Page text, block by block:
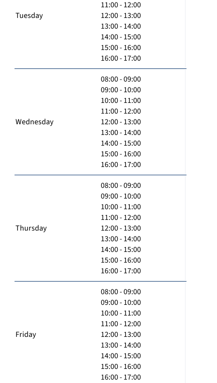
Tuesday
11:00 - 12:00
12:00 - 13:00
13:00 - 14:00
14:00 - 15:00
15:00 - 16:00
16:00 - 17:00
Wednesday
08:00 - 09:00
09:00 - 10:00
10:00 - 11:00
11:00 - 12:00
12:00 - 13:00
13:00 - 14:00
14:00 - 15:00
15:00 - 16:00
16:00 - 17:00
Thursday
08:00 - 09:00
09:00 - 10:00
10:00 - 11:00
11:00 - 12:00
12:00 - 13:00
13:00 - 14:00
14:00 - 15:00
15:00 - 16:00
16:00 - 17:00
Friday
08:00 - 09:00
09:00 - 10:00
10:00 - 11:00
11:00 - 12:00
12:00 - 13:00
13:00 - 14:00
14:00 - 15:00
15:00 - 16:00
16:00 - 17:00